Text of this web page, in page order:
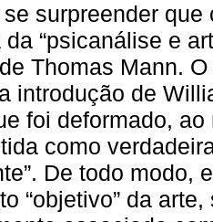
surpreender
da “psicanálise e
Thomas Mann.
introdução de
foi deformado,
como
De todo modo,
“objetivo” da